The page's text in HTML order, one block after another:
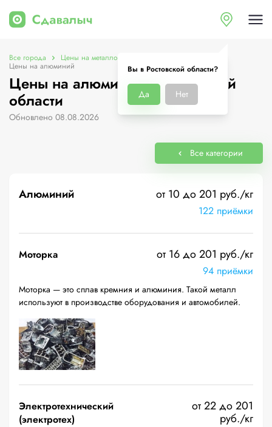
Вы в Ростовской области?
Да Нет
Все города Цены на металлолом в Ростовской области
Цены на алюминий
Цены на алюминий в Ростовской
области
Обновлено 08.08.2026
Все категории
Алюминий от 10 до 201 руб./кг
122 приёмки
Моторка от 16 до 201 руб./кг
94 приёмки
Моторка — это сплав кремния и алюминия. Такой металл
используют в производстве оборудования и автомобилей.
Электротехнический
(электротех)
от 22 до 201
руб./кг